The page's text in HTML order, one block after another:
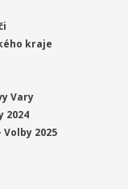
kraje
Vary
2024
2025